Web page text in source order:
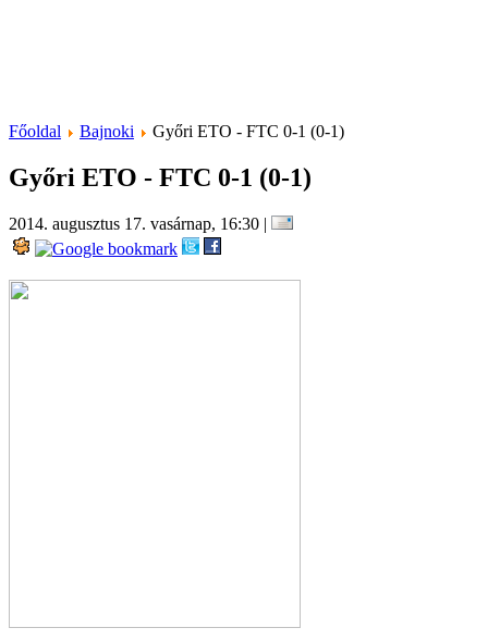
Főoldal Bajnoki Győri ETO - FTC 0-1 (0-1)
Győri ETO - FTC 0-1 (0-1)
2014. augusztus 17. vasárnap, 16:30 |